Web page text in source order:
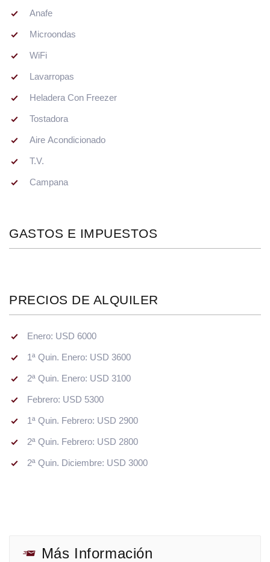
Anafe
Microondas
WiFi
Lavarropas
Heladera Con Freezer
Tostadora
Aire Acondicionado
T.V.
Campana
GASTOS E IMPUESTOS
PRECIOS DE ALQUILER
Enero: USD 6000
1ª Quin. Enero: USD 3600
2ª Quin. Enero: USD 3100
Febrero: USD 5300
1ª Quin. Febrero: USD 2900
2ª Quin. Febrero: USD 2800
2ª Quin. Diciembre: USD 3000
Más Información